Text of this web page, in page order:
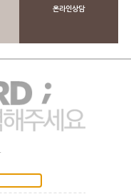
온라인상담